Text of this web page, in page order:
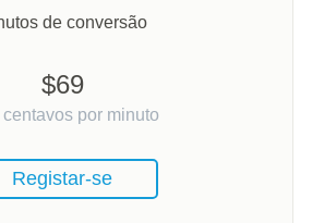
de conversão
$69
centavos por minuto
Registar-se